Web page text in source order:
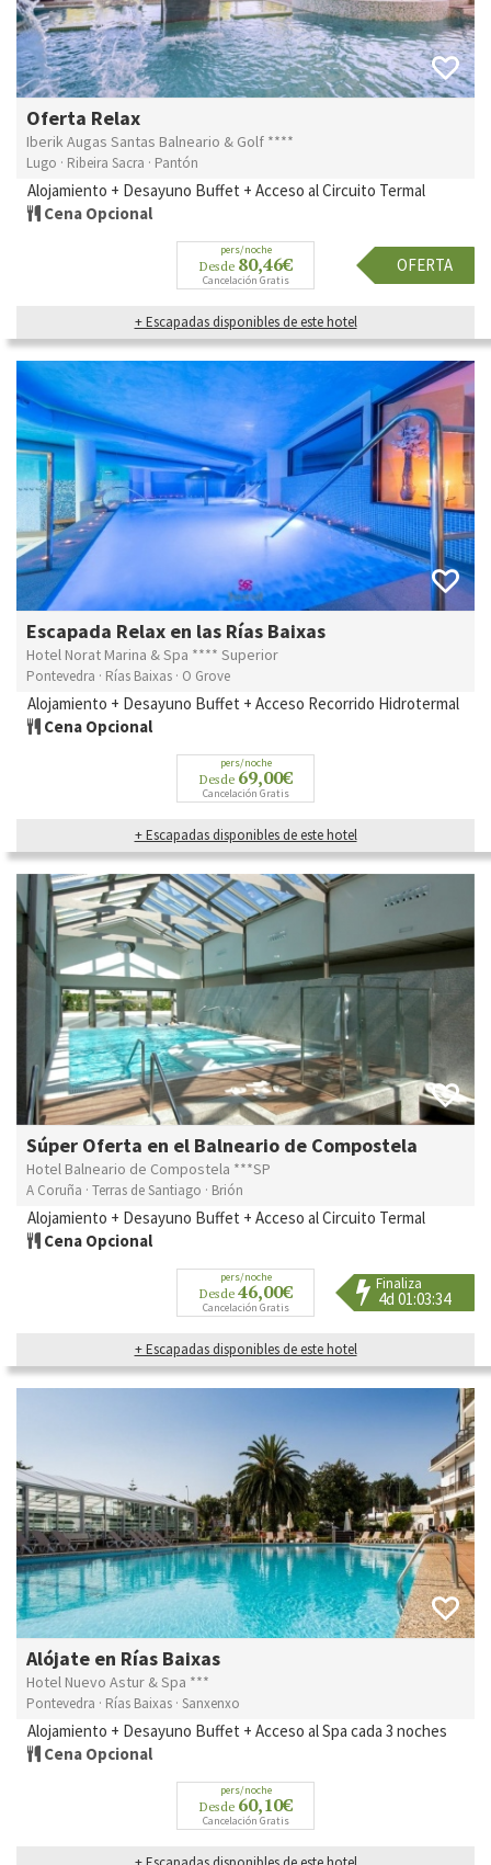
Oferta Relax
Iberik Augas Santas Balneario & Golf ****
Lugo · Ribeira Sacra · Pantón
Alojamiento + Desayuno Buffet + Acceso al Circuito Termal
Cena Opcional
pers/noche
Desde 80,46€
Cancelación Gratis
OFERTA
+ Escapadas disponibles de este hotel
Escapada Relax en las Rías Baixas
Hotel Norat Marina & Spa **** Superior
Pontevedra · Rías Baixas · O Grove
Alojamiento + Desayuno Buffet + Acceso Recorrido Hidrotermal
Cena Opcional
pers/noche
Desde 69,00€
Cancelación Gratis
+ Escapadas disponibles de este hotel
Súper Oferta en el Balneario de Compostela
Hotel Balneario de Compostela ***SP
A Coruña · Terras de Santiago · Brión
Alojamiento + Desayuno Buffet + Acceso al Circuito Termal
Cena Opcional
pers/noche
Desde 46,00€
Cancelación Gratis
Finaliza
4d 01:03:31
+ Escapadas disponibles de este hotel
Alójate en Rías Baixas
Hotel Nuevo Astur & Spa ***
Pontevedra · Rías Baixas · Sanxenxo
Alojamiento + Desayuno Buffet + Acceso al Spa cada 3 noches
Cena Opcional
pers/noche
Desde 60,10€
Cancelación Gratis